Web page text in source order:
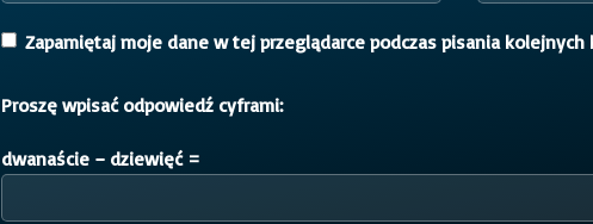
Zapamiętaj moje dane w tej przeglądarce podczas pisania kolejnych
Proszę wpisać odpowiedź cyframi:
dwanaście − dziewięć =